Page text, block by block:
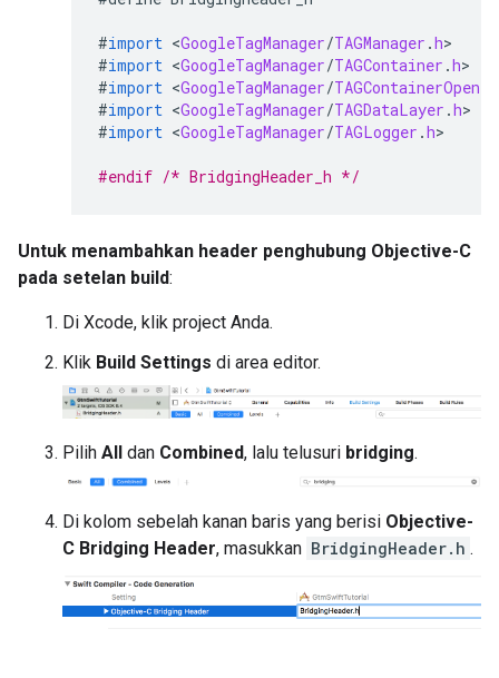
#import <GoogleTagManager/TAGManager .h
#import <GoogleTagManager/TAGContainer .h
#import <GoogleTagManager/TAGContainerOpener
#import <GoogleTagManager/TAGDataLayer .h
#import <GoogleTagManager/TAGLogger .h>
#endif /* BridgingHeader_h */
Untuk menambahkan header penghubung Objective-C
pada setelan build:
Di Xcode, klik project Anda.
Klik Build Settings di area editor.
Pilih All dan Combined, lalu telusuri bridging.
Di kolom sebelah kanan baris yang berisi Objective-
C Bridging Header, masukkan BridgingHeader.h .